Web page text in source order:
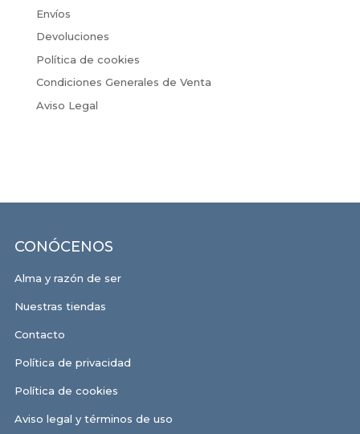
Envíos
Devoluciones
Política de cookies
Condiciones Generales de Venta
Aviso Legal
CONÓCENOS
Alma y razón de ser
Nuestras tiendas
Contacto
Política de privacidad
Política de cookies
Aviso legal y términos de uso